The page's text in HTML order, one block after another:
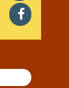
facebook